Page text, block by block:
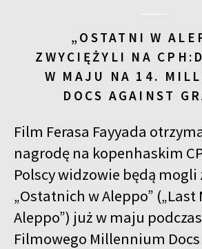
„OSTATNI W
ZWYCIĘŻYLI NA
W MAJU NA 14.
DOCS AGAINST
Film Ferasa Fayyada
nagrodę na kopenhaskim
Polscy widzowie będą mogli
„Ostatnich w Aleppo” („Last
Aleppo”) już w maju
Filmowego Millennium